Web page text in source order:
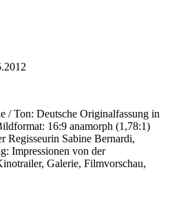
/ Ton: Deutsche Originalfassung in
16:9 anamorph (1,78:1)
Regisseurin Sabine Bernardi,
Impressionen von der
Galerie, Filmvorschau,